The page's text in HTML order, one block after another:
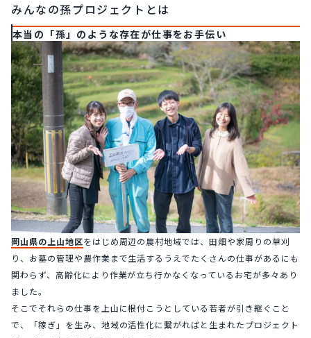
みんなの孫プロジェクトとは
本当の「孫」のような存在が仕事をお手伝い
岡山県の上山地区をはじめ周辺の農村地域では、田畑や家周りの草刈
り、お墓の管理や農作業まで生活するうえでたくさんの仕事があるにも
関わらず、高齢化により作業が立ち行かなくなっているお宅が多々あり
ました。
そこでそれらの仕事を上山に根付こうとしている若者が引き継ぐこと
で、「稼ぎ」を生み、地域の活性化に繋がればと生まれたプロジェクト